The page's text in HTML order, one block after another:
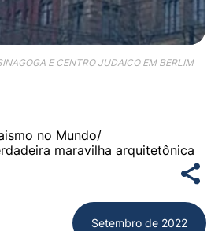
E CENTRO JUDAICO EM BERLIM
no Mundo/
maravilha arquitetônica
Setembro de 2022